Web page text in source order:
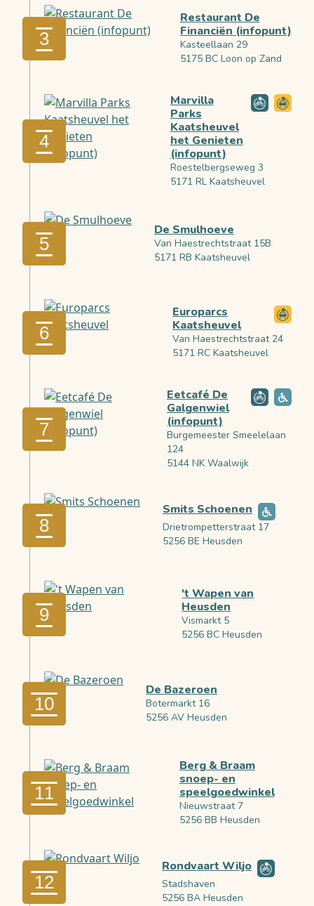
3
Restaurant De
Financiën (infopunt)
Kasteellaan 29
5175 BC Loon op Zand
4
Marvilla
Parks
Kaatsheuvel
het Genieten
(infopunt)
Roestelbergseweg 3
5171 RL Kaatsheuvel
5
De Smulhoeve
Van Haestrechtstraat 15B
5171 RB Kaatsheuvel
6
Europarcs
Kaatsheuvel
Van Haestrechtstraat 24
5171 RC Kaatsheuvel
7
Eetcafé De
Galgenwiel
(infopunt)
Burgemeester Smeelelaan
124
5144 NK Waalwijk
8
Smits Schoenen
Drietrompetterstraat 17
5256 BE Heusden
9
't Wapen van
Heusden
Vismarkt 5
5256 BC Heusden
10
De Bazeroen
Botermarkt 16
5256 AV Heusden
11
Berg & Braam
snoep- en
speelgoedwinkel
Nieuwstraat 7
5256 BB Heusden
12
Rondvaart Wiljo
Stadshaven
5256 BA Heusden